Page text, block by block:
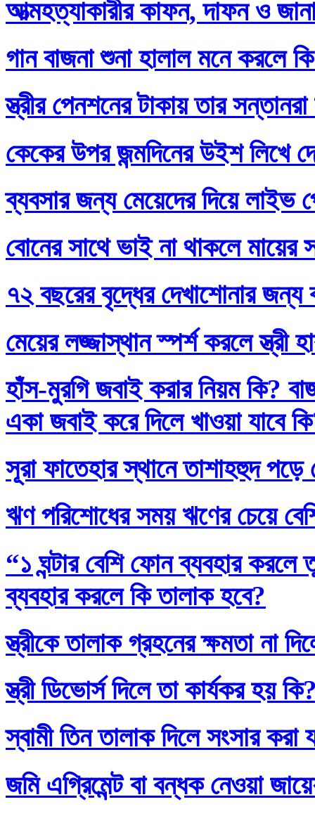
আত্মহত্যাকারীর কাফন, দাফন ও
গান বাজনা শুনা হালাল মনে করলে
স্ত্রীর পেনশনের টাকায় তার
কেকের উপর জন্মদিনের উইশ লিখে
ব্যবসার জন্য মেয়েদের দিয়ে লাইভ
বোনের সাথে ভাই না থাকলে মায়ের
৭২ বছরের বৃদ্ধের দেখাশোনার জন্য
মেয়ের লজ্জাস্থান স্পর্শ করলে স্ত্রী
হাঁস-মুরগি জবাই করার নিয়ম কি?
একা জবাই করে দিলে খাওয়া যাবে
সূরা ফাতেহার স্থানে তাশাহহুদ
ঋণ পরিশোধের সময় ঋণের চেয়ে
“১ ঘন্টার বেশি ফোন ব্যবহার
ব্যবহার করলে কি তালাক হবে?
স্ত্রীকে তালাক গ্রহনের ক্ষমতা না
স্ত্রী ডিভোর্স দিলে তা কার্যকর হয়
স্বামী তিন তালাক দিলে সংসার করা
জমি এগ্রিমেন্ট বা বন্ধক নেওয়া